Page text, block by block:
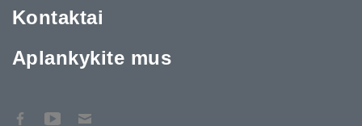
Kontaktai
Aplankykite mus